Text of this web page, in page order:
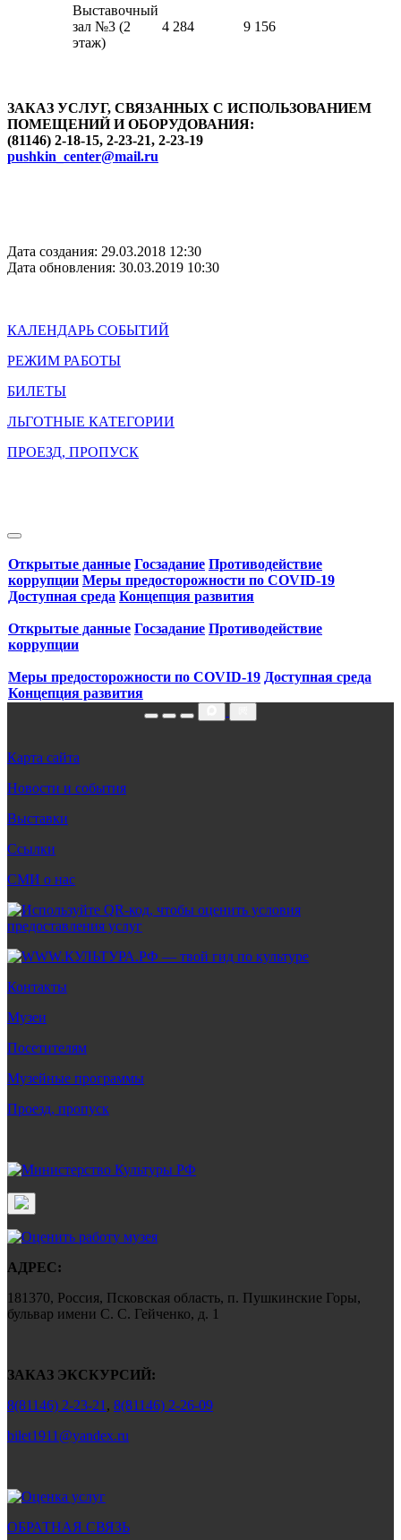
Выставочный
зал №3 (2
этаж)
4 284 9 156
ЗАКАЗ УСЛУГ, СВЯЗАННЫХ С ИСПОЛЬЗОВАНИЕМ
ПОМЕЩЕНИЙ И ОБОРУДОВАНИЯ:
(81146) 2-18-15, 2-23-21, 2-23-19
pushkin_center@mail.ru
Дата создания: 29.03.2018 12:30
Дата обновления: 30.03.2019 10:30
КАЛЕНДАРЬ СОБЫТИЙ
РЕЖИМ РАБОТЫ
БИЛЕТЫ
ЛЬГОТНЫЕ КАТЕГОРИИ
ПРОЕЗД, ПРОПУСК
Открытые данные Госзадание Противодействие
коррупции Меры предосторожности по COVID‑19
Доступная среда Концепция развития
Открытые данные Госзадание Противодействие
коррупции
Меры предосторожности по COVID‑19 Доступная среда
Концепция развития
Карта сайта
Новости и события
Выставки
Ссылки
СМИ о нас
Контакты
Музеи
Посетителям
Музейные программы
Проезд, пропуск
АДРЕС:
181370, Россия, Псковская область, п. Пушкинские Горы,
бульвар имени С. С. Гейченко, д. 1
ЗАКАЗ ЭКСКУРСИЙ:
8(81146) 2-23-21 , 8(81146) 2-26-09
bilet1911@yandex.ru
ОБРАТНАЯ СВЯЗЬ